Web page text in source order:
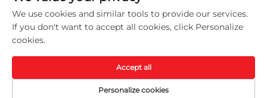
+86 15250055262
info@v-mounts.com
Copyright © 2026 Qidong Vision Mounts Manufacturing Co.,Ltd.
개인정보 보호정책
We use cookies and similar tools to provide our services.
If you don't want to accept all cookies, click Personalize
cookies.
Personalize cookies
Accept all